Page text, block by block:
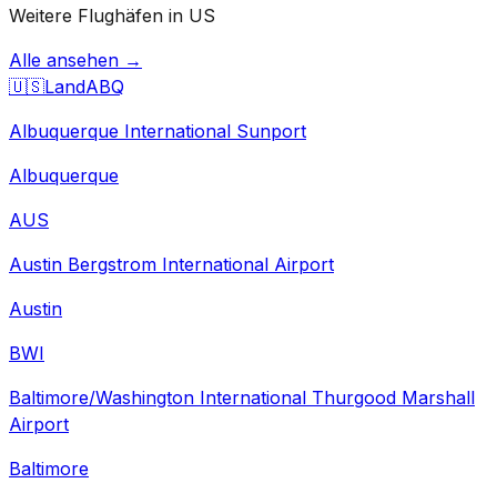
Weitere Flughäfen in US
Alle ansehen →
🇺🇸LandABQ
Albuquerque International Sunport
Albuquerque
AUS
Austin Bergstrom International Airport
Austin
BWI
Baltimore/Washington International Thurgood Marshall
Airport
Baltimore